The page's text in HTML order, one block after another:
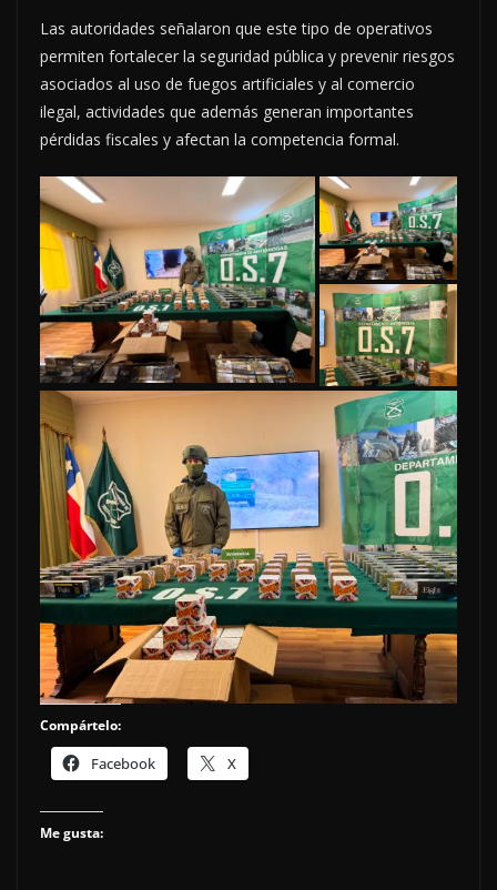
Las autoridades señalaron que este tipo de operativos
permiten fortalecer la seguridad pública y prevenir riesgos
asociados al uso de fuegos artificiales y al comercio
ilegal, actividades que además generan importantes
pérdidas fiscales y afectan la competencia formal.
Compártelo:
Facebook X
Me gusta: